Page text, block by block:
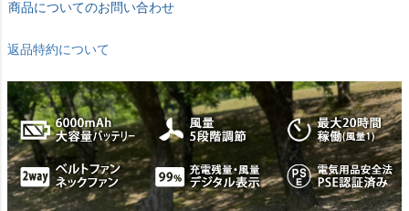
商品についてのお問い合わせ
返品特約について